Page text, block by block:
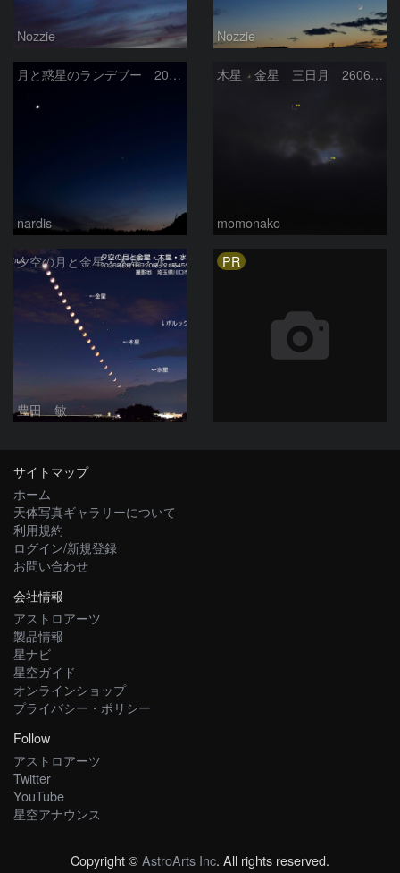
Nozzie Nozzie
月と惑星のランデブー 2026/06/19
nardis
木星 金星 三日月 260618
momonako
夕空の月と金星・木星・水星の接近 2026/6/18
豊田 敏
PR
サイトマップ
ホーム
天体写真ギャラリーについて
利用規約
ログイン/新規登録
お問い合わせ
会社情報
アストロアーツ
製品情報
星ナビ
星空ガイド
オンラインショップ
プライバシー・ポリシー
Follow
アストロアーツ
Twitter
YouTube
星空アナウンス
Copyright ©AstroArts Inc. All rights reserved.